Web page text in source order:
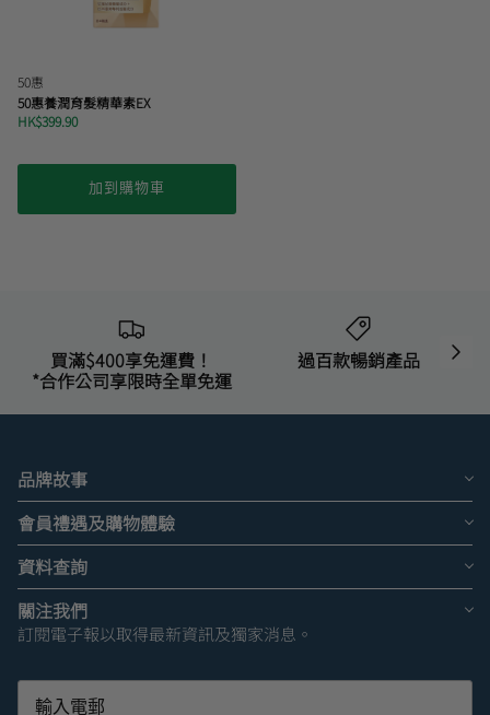
50惠
50惠養潤育髮精華素EX
HK$399.90
加到購物車
買滿$400享免運費！
*合作公司享限時全單免運
過百款暢銷產品
品牌故事
會員禮遇及購物體驗
資料查詢
關注我們
訂閱電子報以取得最新資訊及獨家消息。